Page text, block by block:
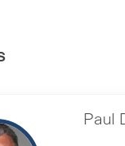
Paul